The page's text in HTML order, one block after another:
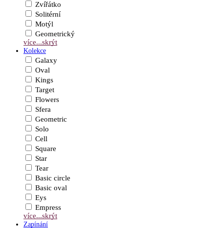
Zvířátko
Solitérní
Motýl
Geometrický
více...skrýt
Kolekce
Galaxy
Oval
Kings
Target
Flowers
Sfera
Geometric
Solo
Cell
Square
Star
Tear
Basic circle
Basic oval
Eys
Empress
více...skrýt
Zapínání